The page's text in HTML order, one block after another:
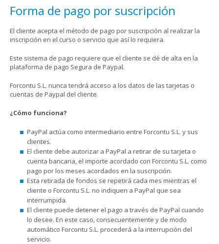
Forma de pago por suscripción
El cliente acepta el método de pago por suscripción al realizar la
inscripción en el curso o servicio que así lo requiera.
Este sistema de pago requiere que el cliente se dé de alta en la
plataforma de pago Segura de Paypal.
Forcontu S.L. nunca tendrá acceso a los datos de las tarjetas o
cuentas de Paypal del cliente.
¿Cómo funciona?
PayPal actúa como intermediario entre Forcontu S.L. y sus
clientes.
El cliente debe autorizar a PayPal a retirar de su tarjeta o
cuenta bancaria, el importe acordado con Forcontu S.L. como
pago por los meses acordados en la suscripción.
Esta retirada de fondos se repetirá cada mes mientras el
cliente o Forcontu S.L. no indiquen a PayPal que sea
interrumpida.
El cliente puede detener el pago a través de PayPal cuando
lo desee. En este caso, consecuentemente y de modo
automático Forcontu S.L. procederá a la interrupción del
servicio.